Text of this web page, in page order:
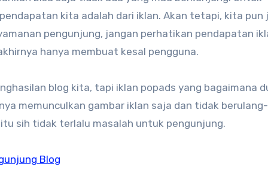
kita adalah dari iklan. Akan tetapi, kita pun
pengunjung, jangan perhatikan pendapatan
hanya membuat kesal pengguna.
blog kita, tapi iklan popads yang bagaimana
memunculkan gambar iklan saja dan tidak
sih tidak terlalu masalah untuk pengunjung.
Blog